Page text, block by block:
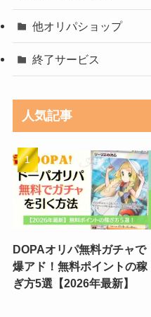
他オリパショップ
終了サービス
人気記事
DOPAオリパ無料ガチャで
爆アド！無料ポイントの稼
ぎ方5選【2026年最新】